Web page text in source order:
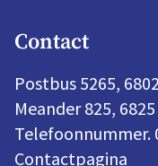
Contact
Postbus 5265,
Meander 825,
Telefoonnummer.
Contactpagina